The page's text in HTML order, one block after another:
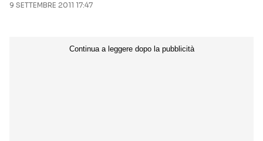
9 SETTEMBRE 2011 17:47